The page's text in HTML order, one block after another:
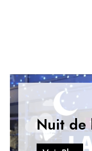
Nuit de
Voir Plus